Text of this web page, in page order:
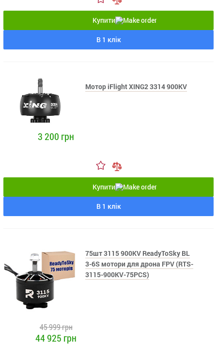
Купити
В 1 клік
Мотор iFlight XING2 3314 900KV
3 200 грн
Купити
В 1 клік
75шт 3115 900KV ReadyToSky BL
3-6S мотори для дрона FPV (RTS-
3115-900KV-75PCS)
45 999 грн
44 925 грн